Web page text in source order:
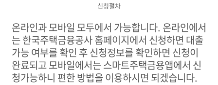
신청절차
온라인과 모바일 모두에서 가능합니다. 온라인에서
는 한국주택금융공사 홈페이지에서 신청하면 대출
가능 여부를 확인 후 신청정보를 확인하면 신청이
완료되고 모바일에서는 스마트주택금용앱에서 신
청가능하니 편한 방법을 이용하시면 되겠습니다.